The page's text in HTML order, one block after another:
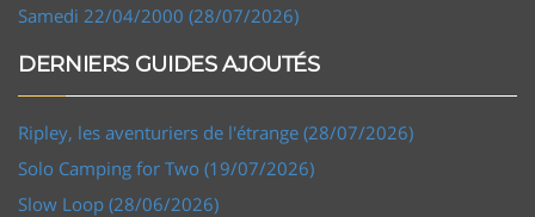
Samedi 22/04/2000 (28/07/2026)
DERNIERS GUIDES AJOUTÉS
Ripley, les aventuriers de l'étrange (28/07/2026)
Solo Camping for Two (19/07/2026)
Slow Loop (28/06/2026)